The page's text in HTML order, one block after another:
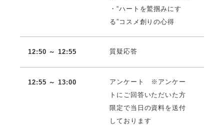
・“ハートを鷲掴みにす
る”コスメ創りの心得
12:50 ～ 12:55 質疑応答
12:55 ～ 13:00
アンケート ※アンケー
トにご回答いただいた方
限定で当日の資料を送付
しております